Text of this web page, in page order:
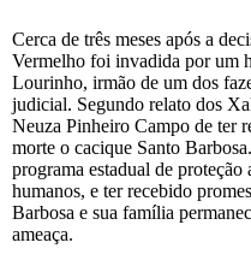
Cerca de três meses após a
Vermelho foi invadida por um
Lourinho, irmão de um dos
judicial. Segundo relato dos
Neuza Pinheiro Campo de ter
morte o cacique Santo
programa estadual de proteção
humanos, e ter recebido
Barbosa e sua família
ameaça.